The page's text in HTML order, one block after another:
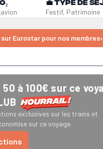
avion
Festif, Patrimoine
sur Eurostar pour nos membres›
à 100€ sur ce
exclusives sur les trains et
sur ce voyage.